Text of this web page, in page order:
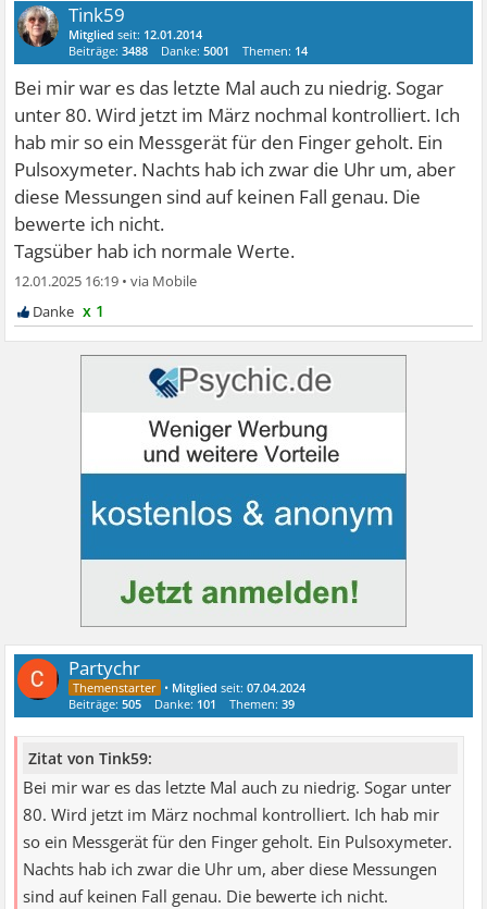
Tink59
Mitglied seit: 12.01.2014
Beiträge:3488 Danke:5001 Themen: 14
Bei mir war es das letzte Mal auch zu niedrig. Sogar
unter 80. Wird jetzt im März nochmal kontrolliert. Ich
hab mir so ein Messgerät für den Finger geholt. Ein
Pulsoxymeter. Nachts hab ich zwar die Uhr um, aber
diese Messungen sind auf keinen Fall genau. Die
bewerte ich nicht.
Tagsüber hab ich normale Werte.
12.01.2025 16:19 •
x 1
Partychr
• Mitglied seit:07.04.2024
Beiträge:505 Danke: 101 Themen:39
Zitat von Tink59:
Bei mir war es das letzte Mal auch zu niedrig. Sogar unter
80. Wird jetzt im März nochmal kontrolliert. Ich hab mir
so ein Messgerät für den Finger geholt. Ein Pulsoxymeter.
Nachts hab ich zwar die Uhr um, aber diese Messungen
sind auf keinen Fall genau. Die bewerte ich nicht.